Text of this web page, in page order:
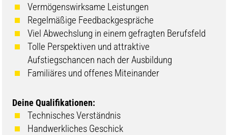
Vermögenswirksame Leistungen
Regelmäßige Feedbackgespräche
Viel Abwechslung in einem gefragten Berufsfeld
Tolle Perspektiven und attraktive
Aufstiegschancen nach der Ausbildung
Familiäres und offenes Miteinander
Deine Qualifikationen:
Technisches Verständnis
Handwerkliches Geschick